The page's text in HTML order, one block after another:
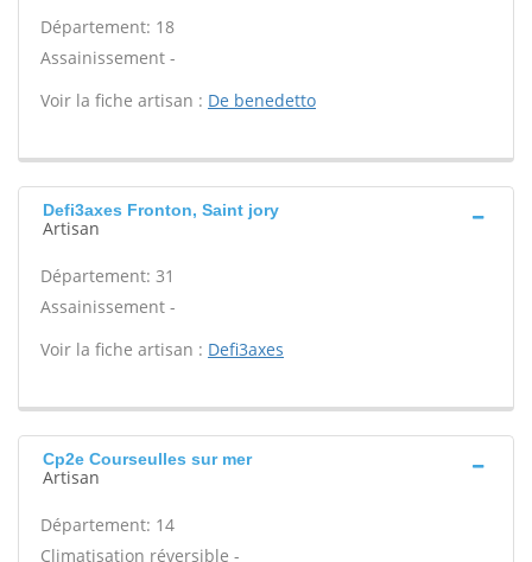
Département: 18
Assainissement -
Voir la fiche artisan : De benedetto
Defi3axes Fronton, Saint jory
Artisan
Département: 31
Assainissement -
Voir la fiche artisan : Defi3axes
Cp2e Courseulles sur mer
Artisan
Département: 14
Climatisation réversible -